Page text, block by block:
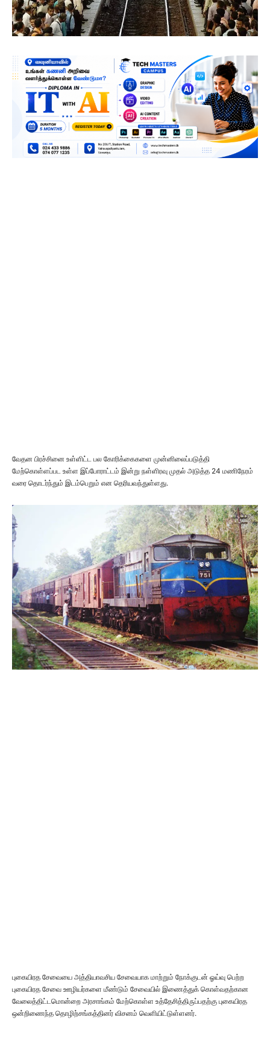
வேதன பிரச்சினை உள்ளிட்ட பல கோரிக்கைகளை முன்னிலைப்படுத்தி
மேற்கொள்ளப்பட உள்ள இப்போராட்டம் இன்று நள்ளிரவு முதல் அடுத்த 24 மணிநேரம்
வரை தொடர்ந்தும் இடம்பெறும் என தெரியவந்துள்ளது.
புகையிரத சேவையை அத்தியாவசிய சேவையாக மாற்றும் நோக்குடன் ஓய்வு பெற்ற
புகையிரத சேவை ஊழியர்களை மீண்டும் சேவையில் இணைத்துக் கொள்வதற்கான
வேலைத்திட்டமொன்றை அரசாங்கம் மேற்கொள்ள உத்தேசித்திருப்பதற்கு புகையிரத
ஒன்றிணைந்த தொழிற்சங்கத்தினர் விசனம் வெளியிட்டுள்ளனர்.